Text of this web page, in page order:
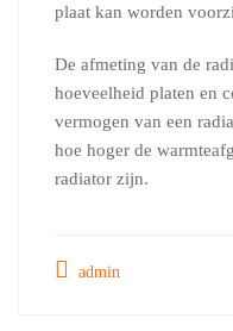
plaat kan worden
De afmeting van de
hoeveelheid platen en
vermogen van een
hoe hoger de
radiator zijn.
admin